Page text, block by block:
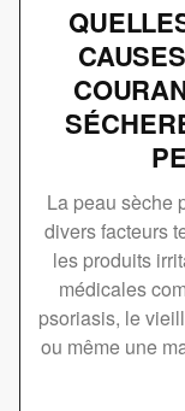
La peau sèche
divers facteurs
les produits
médicales
psoriasis, le
ou même une